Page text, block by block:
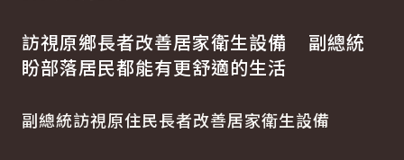
訪視原鄉長者改善居家衛生設備 副總統
盼部落居民都能有更舒適的生活
副總統訪視原住民長者改善居家衛生設備